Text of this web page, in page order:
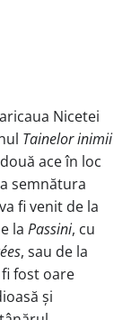
Nicetei
Tainelor inimii
ace în loc
semnătura
fi venit de la
la Passini, cu
, sau de la
fost oare
și